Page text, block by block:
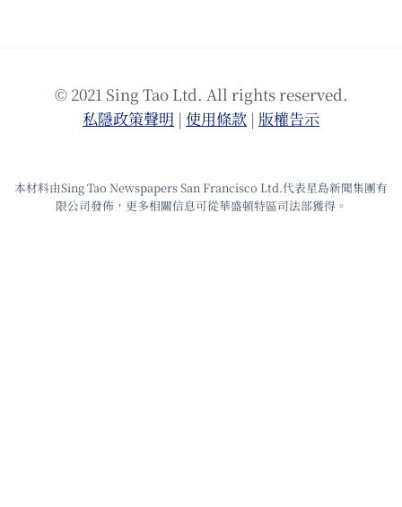
© 2021 Sing Tao Ltd. All rights reserved.
私隱政策聲明 | 使⽤條款 | 版權告⽰
本材料由Sing Tao Newspapers San Francisco Ltd.代表星島新聞集團有
限公司發佈，更多相關信息可從華盛頓特區司法部獲得。